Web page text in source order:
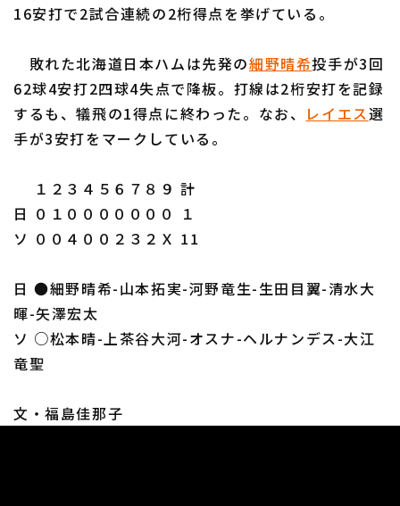
16安打で2試合連続の2桁得点を挙げている。
敗れた北海道日本ハムは先発の細野晴希投手が3回
62球4安打2四球4失点で降板。打線は2桁安打を記録
するも、犠飛の1得点に終わった。なお、 レイエス選
手が3安打をマークしている。
１２３４５６７８９ 計
日 ０１０００００００ １
ソ ００４００２３２Ｘ 11
日 ●細野晴希-山本拓実-河野竜生-生田目翼-清水大
暉-矢澤宏太
ソ ○松本晴-上茶谷大河-オスナ-ヘルナンデス-大江
竜聖
文・福島佳那子